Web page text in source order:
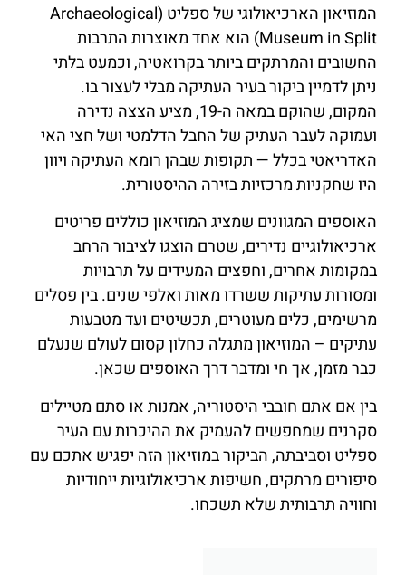
המוזיאון הארכיאולוגי של ספליט (Archaeological
Museum in Split) הוא אחד מאוצרות התרבות
החשובים והמרתקים ביותר בקרואטיה, וכמעט בלתי
ניתן לדמיין ביקור בעיר העתיקה מבלי לעצור בו.
המקום, שהוקם במאה ה-19, מציע הצצה נדירה
ועמוקה לעבר העתיק של החבל הדלמטי ושל חצי האי
האדריאטי בכלל — תקופות שבהן רומא העתיקה ויוון
היו שחקניות מרכזיות בזירה ההיסטורית.
האוספים המגוונים שמציג המוזיאון כוללים פריטים
ארכיאולוגיים נדירים, שטרם הוצגו לציבור הרחב
במקומות אחרים, וחפצים המעידים על תרבויות
ומסורות עתיקות ששרדו מאות ואלפי שנים. בין פסלים
מרשימים, כלים מעוטרים, תכשיטים ועד מטבעות
עתיקים – המוזיאון מתגלה כחלון קסום לעולם שנעלם
כבר מזמן, אך חי ומדבר דרך האוספים שכאן.
בין אם אתם חובבי היסטוריה, אמנות או סתם מטיילים
סקרנים שמחפשים להעמיק את ההיכרות עם העיר
ספליט וסביבתה, הביקור במוזיאון הזה יפגיש אתכם עם
סיפורים מרתקים, חשיפות ארכיאולוגיות ייחודיות
וחוויה תרבותית שלא תשכחו.